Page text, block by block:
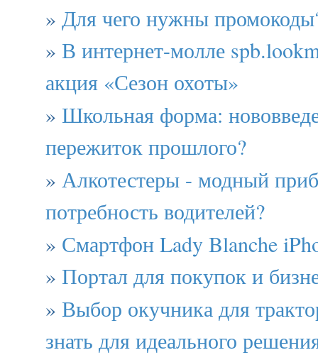
» Для чего нужны
» В интернет-молле
акция «Сезон охоты»
» Школьная форма:
пережиток прошлого?
» Алкотестеры - модный
потребность водителей?
» Смартфон Lady Blanche
» Портал для покупок и
» Выбор окучника для
знать для идеального